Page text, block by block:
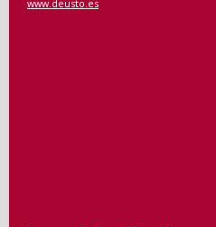
www.deusto.es